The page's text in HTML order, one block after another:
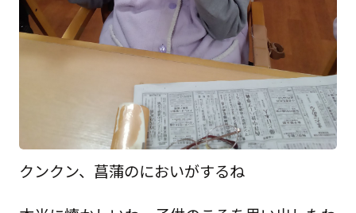
クンクン、菖蒲のにおいがするね